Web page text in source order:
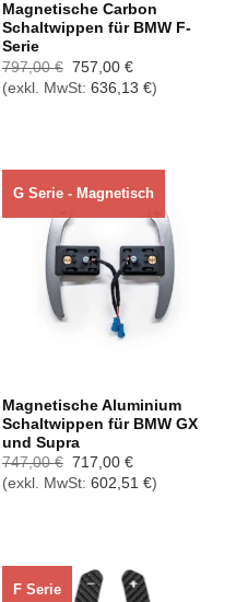
Magnetische Carbon
Schaltwippen für BMW F-
Serie
797,00€ Ursprünglicher
Preis
war:
757,00 €Aktueller
Preis
ist:
(exkl. MwSt: 636,13 €)
G Serie - Magnetisch
Magnetische Aluminium
Schaltwippen für BMW GX
und Supra
747,00€ Ursprünglicher
Preis
war:
717,00 €Aktueller
Preis
ist:
(exkl. MwSt: 602,51 €)
F Serie